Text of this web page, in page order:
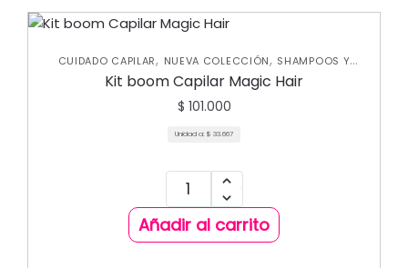
CUIDADO CAPILAR, NUEVA COLECCIÓN, SHAMPOOS Y
ACONDICIONADORES
TRATAMIENTOS CAPILARES
Kit boom Capilar Magic Hair
$ 101.000
Unidad a: $ 33.667
Añadir al carrito